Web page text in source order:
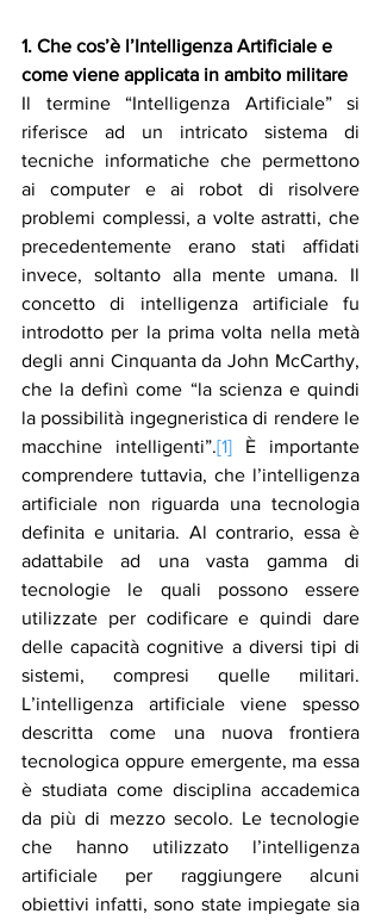
1. Che cos’è l’Intelligenza Artificiale e
come viene applicata in ambito militare
Il termine “Intelligenza Artificiale” si
riferisce ad un intricato sistema di
tecniche informatiche che permettono
ai computer e ai robot di risolvere
problemi complessi, a volte astratti, che
precedentemente erano stati affidati
invece, soltanto alla mente umana. Il
concetto di intelligenza artificiale fu
introdotto per la prima volta nella metà
degli anni Cinquanta da John McCarthy,
che la definì come “la scienza e quindi
la possibilità ingegneristica di rendere le
macchine intelligenti”.[1] È importante
comprendere tuttavia, che l’intelligenza
artificiale non riguarda una tecnologia
definita e unitaria. Al contrario, essa è
adattabile ad una vasta gamma di
tecnologie le quali possono essere
utilizzate per codificare e quindi dare
delle capacità cognitive a diversi tipi di
sistemi, compresi quelle militari.
L’intelligenza artificiale viene spesso
descritta come una nuova frontiera
tecnologica oppure emergente, ma essa
è studiata come disciplina accademica
da più di mezzo secolo. Le tecnologie
che hanno utilizzato l’intelligenza
artificiale per raggiungere alcuni
obiettivi infatti, sono state impiegate sia